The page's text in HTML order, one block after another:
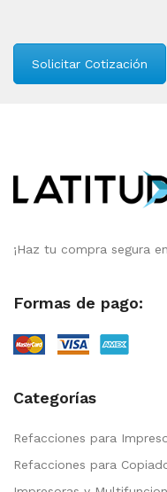
Solicitar Cotización
¡Haz tu compra segura
Formas de pago:
Categorías
Refacciones para
Refacciones para